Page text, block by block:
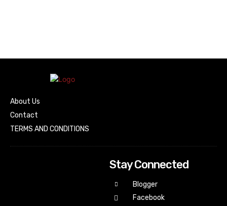
About Us
Contact
TERMS AND CONDITIONS
Stay Connected
Blogger
Facebook